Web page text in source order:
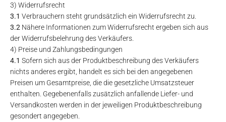
3) Widerrufsrecht
3.1 Verbrauchern steht grundsätzlich ein Widerrufsrecht zu.
3.2 Nähere Informationen zum Widerrufsrecht ergeben sich aus
der Widerrufsbelehrung des Verkäufers.
4) Preise und Zahlungsbedingungen
4.1 Sofern sich aus der Produktbeschreibung des Verkäufers
nichts anderes ergibt, handelt es sich bei den angegebenen
Preisen um Gesamtpreise, die die gesetzliche Umsatzsteuer
enthalten. Gegebenenfalls zusätzlich anfallende Liefer- und
Versandkosten werden in der jeweiligen Produktbeschreibung
gesondert angegeben.